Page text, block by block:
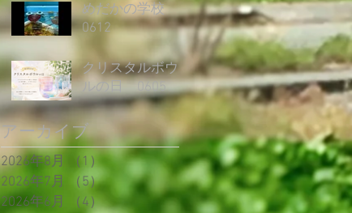
めだかの学校
0612
クリスタルボウ
ルの日 0605
アーカイブ
2026年8月 （1）
1件の記事
2026年7月
（5）5件の記事
2026年6月
（4）4件の記事